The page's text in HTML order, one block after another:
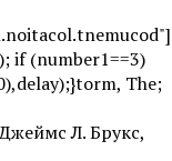
if (number1==3)
torm, The;
Л. Брукс,